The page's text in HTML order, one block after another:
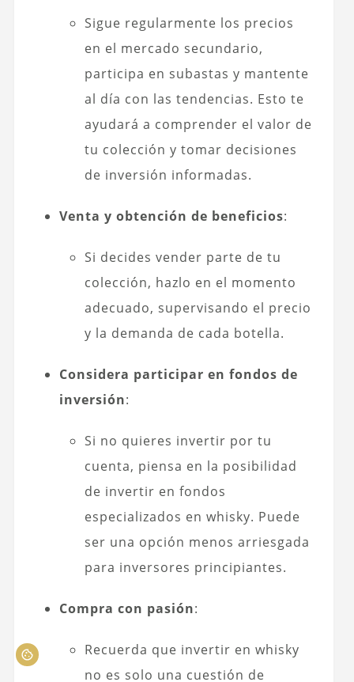
Sigue regularmente los precios
en el mercado secundario,
participa en subastas y mantente
al día con las tendencias. Esto te
ayudará a comprender el valor de
tu colección y tomar decisiones
de inversión informadas.
Venta y obtención de beneficios:
Si decides vender parte de tu
colección, hazlo en el momento
adecuado, supervisando el precio
y la demanda de cada botella.
Considera participar en fondos de
inversión:
Si no quieres invertir por tu
cuenta, piensa en la posibilidad
de invertir en fondos
especializados en whisky. Puede
ser una opción menos arriesgada
para inversores principiantes.
Compra con pasión:
Recuerda que invertir en whisky
no es solo una cuestión de